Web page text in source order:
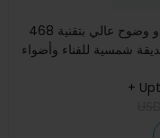
468 مصباح شمسي خارجي ضد الماء ذو وضوح عالي بتقنية LED مع
شمسية للفناء وأضواء
+